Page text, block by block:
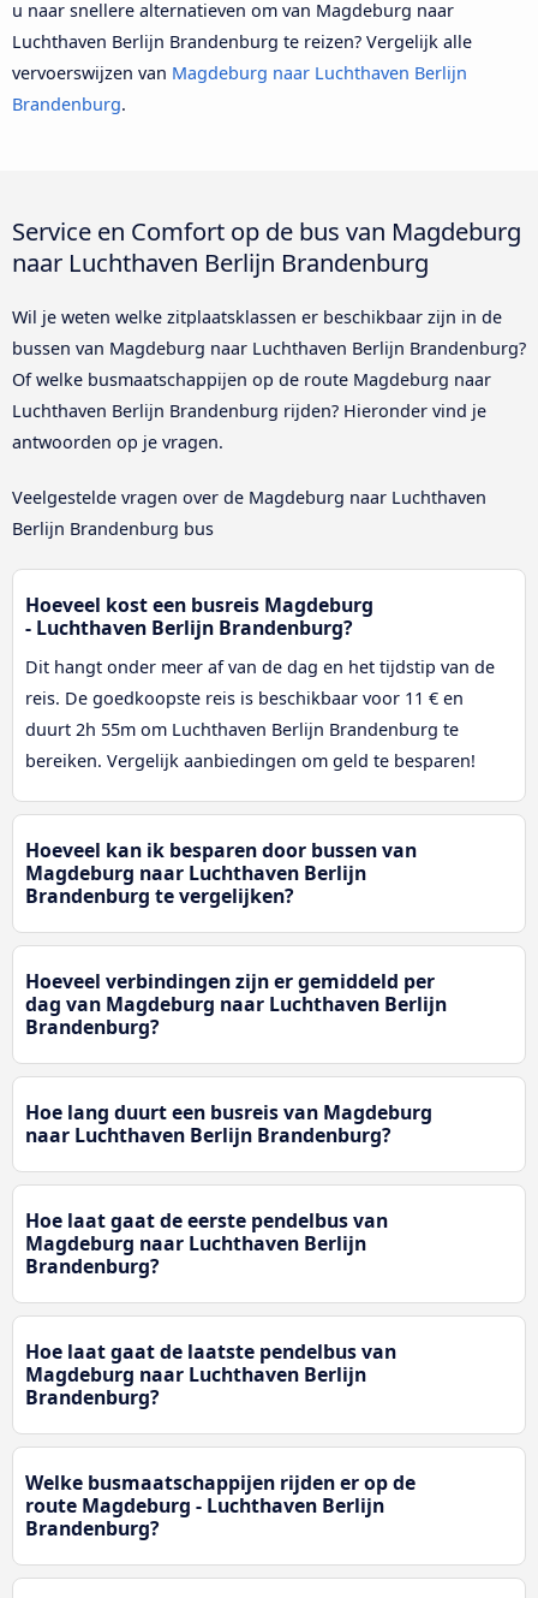
u naar snellere alternatieven om van Magdeburg naar
Luchthaven Berlijn Brandenburg te reizen? Vergelijk alle
vervoerswijzen van Magdeburg naar Luchthaven Berlijn
Brandenburg.
Service en Comfort op de bus van Magdeburg
naar Luchthaven Berlijn Brandenburg
Wil je weten welke zitplaatsklassen er beschikbaar zijn in de
bussen van Magdeburg naar Luchthaven Berlijn Brandenburg?
Of welke busmaatschappijen op de route Magdeburg naar
Luchthaven Berlijn Brandenburg rijden? Hieronder vind je
antwoorden op je vragen.
Veelgestelde vragen over de Magdeburg naar Luchthaven
Berlijn Brandenburg bus
Hoeveel kost een busreis Magdeburg
- Luchthaven Berlijn Brandenburg?
Dit hangt onder meer af van de dag en het tijdstip van de
reis. De goedkoopste reis is beschikbaar voor 11 € en
duurt 2h 55m om Luchthaven Berlijn Brandenburg te
bereiken. Vergelijk aanbiedingen om geld te besparen!
Hoeveel kan ik besparen door bussen van
Magdeburg naar Luchthaven Berlijn
Brandenburg te vergelijken?
Hoeveel verbindingen zijn er gemiddeld per
dag van Magdeburg naar Luchthaven Berlijn
Brandenburg?
Hoe lang duurt een busreis van Magdeburg
naar Luchthaven Berlijn Brandenburg?
Hoe laat gaat de eerste pendelbus van
Magdeburg naar Luchthaven Berlijn
Brandenburg?
Hoe laat gaat de laatste pendelbus van
Magdeburg naar Luchthaven Berlijn
Brandenburg?
Welke busmaatschappijen rijden er op de
route Magdeburg - Luchthaven Berlijn
Brandenburg?